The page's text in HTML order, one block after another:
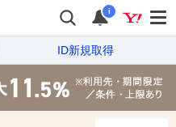
i
ID新規取得